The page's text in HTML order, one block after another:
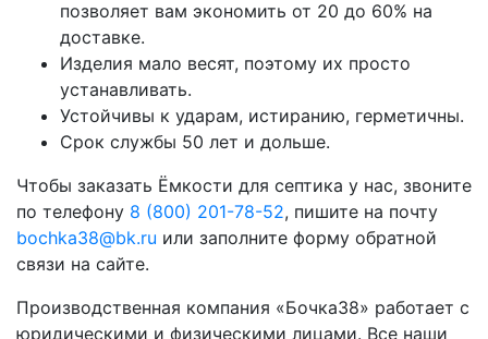
позволяет вам экономить от 20 до 60% на
доставке.
Изделия мало весят, поэтому их просто
устанавливать.
Устойчивы к ударам, истиранию, герметичны.
Срок службы 50 лет и дольше.
Чтобы заказать Ёмкости для септика у нас, звоните
по телефону 8 (800) 201-78-52, пишите на почту
bochka38@bk.ru или заполните форму обратной
связи на сайте.
Производственная компания «Бочка38» работает с
юридическими и физическими лицами. Все наши